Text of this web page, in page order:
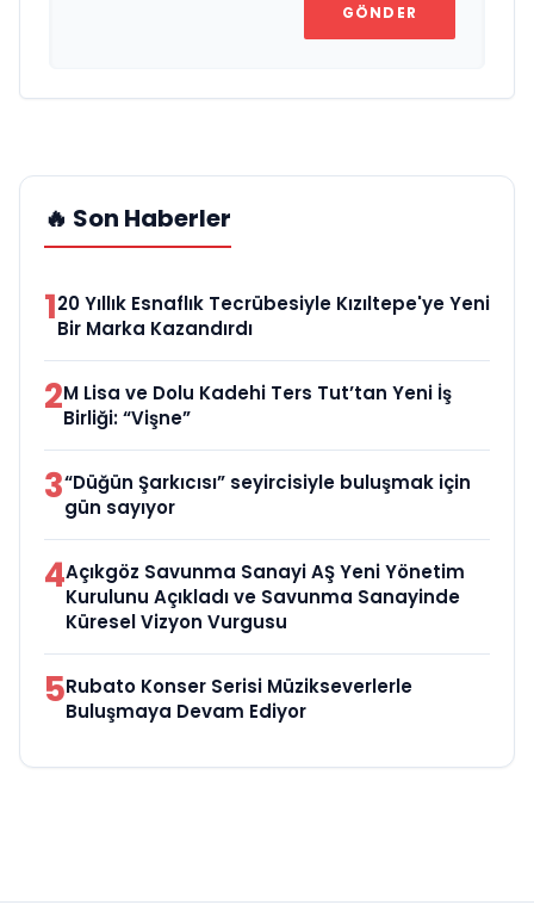
GÖNDER
🔥 Son Haberler
120 Yıllık Esnaflık Tecrübesiyle Kızıltepe'ye Yeni
Bir Marka Kazandırdı
2M Lisa ve Dolu Kadehi Ters Tut’tan Yeni İş
Birliği: “Vişne”
3“Düğün Şarkıcısı” seyircisiyle buluşmak için
gün sayıyor
4Açıkgöz Savunma Sanayi AŞ Yeni Yönetim
Kurulunu Açıkladı ve Savunma Sanayinde
Küresel Vizyon Vurgusu
5Rubato Konser Serisi Müzikseverlerle
Buluşmaya Devam Ediyor